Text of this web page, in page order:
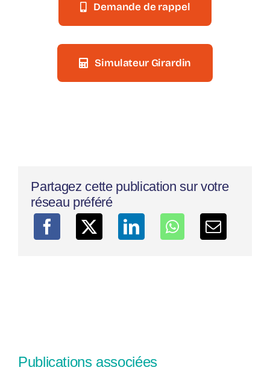
Demande de rappel
Simulateur Girardin
Partagez cette publication sur votre
réseau préféré
Publications associées